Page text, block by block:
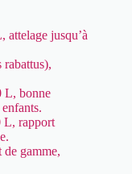
attelage jusqu’à
rabattus),
L, bonne
L, rapport
gamme,